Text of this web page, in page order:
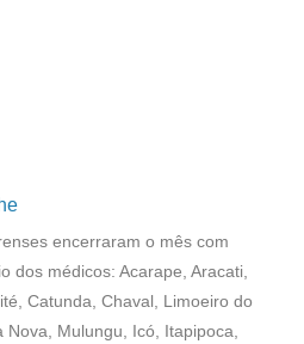
encerraram o mês com
dos médicos: Acarape, Aracati,
Catunda, Chaval, Limoeiro do
Mulungu, Icó, Itapipoca,